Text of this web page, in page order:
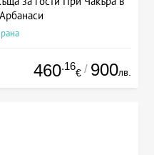
460.16
€ / 900лв.